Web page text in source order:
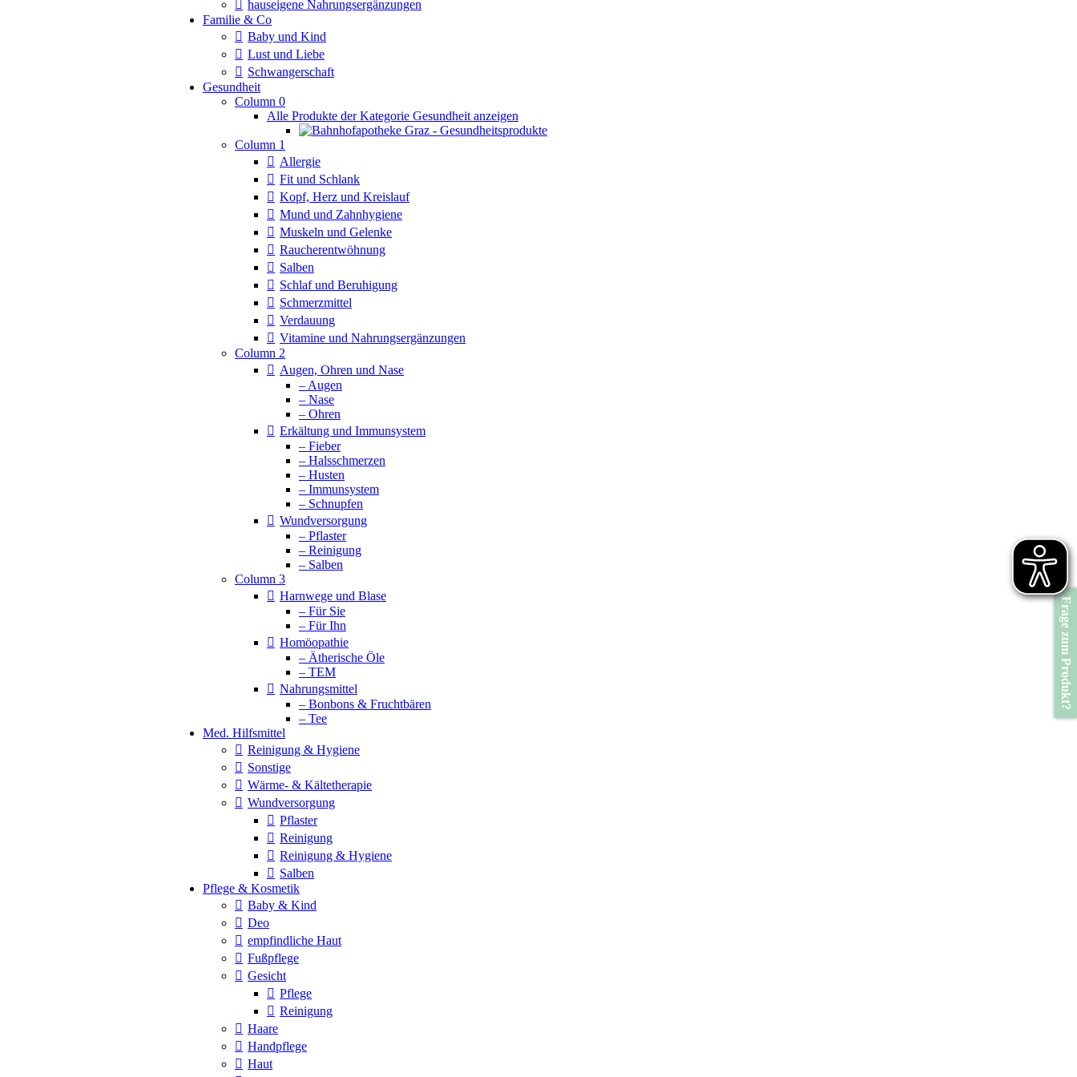
hauseigene Nahrungsergänzungen
Familie & Co
Baby und Kind
Lust und Liebe
Schwangerschaft
Gesundheit
Column 0
Alle Produkte der Kategorie Gesundheit anzeigen
Column 1
Allergie
Fit und Schlank
Kopf, Herz und Kreislauf
Mund und Zahnhygiene
Muskeln und Gelenke
Raucherentwöhnung
Salben
Schlaf und Beruhigung
Schmerzmittel
Verdauung
Vitamine und Nahrungsergänzungen
Column 2
Augen, Ohren und Nase
– Augen
– Nase
– Ohren
Erkältung und Immunsystem
– Fieber
– Halsschmerzen
– Husten
– Immunsystem
– Schnupfen
Wundversorgung
– Pflaster
– Reinigung
– Salben
Column 3
Harnwege und Blase
– Für Sie
– Für Ihn
Homöopathie
– Ätherische Öle
– TEM
Nahrungsmittel
– Bonbons & Fruchtbären
– Tee
Med. Hilfsmittel
Reinigung & Hygiene
Sonstige
Wärme- & Kältetherapie
Wundversorgung
Pflaster
Reinigung
Reinigung & Hygiene
Salben
Pflege & Kosmetik
Baby & Kind
Deo
empfindliche Haut
Fußpflege
Gesicht
Pflege
Reinigung
Haare
Handpflege
Haut
Frage zum Produkt?